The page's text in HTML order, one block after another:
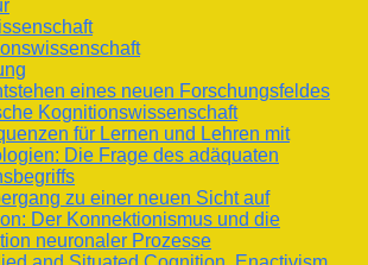
eines neuen Forschungsfeldes
Kognitionswissenschaft
für Lernen und Lehren mit
Die Frage des adäquaten
zu einer neuen Sicht auf
Der Konnektionismus und die
neuronaler Prozesse